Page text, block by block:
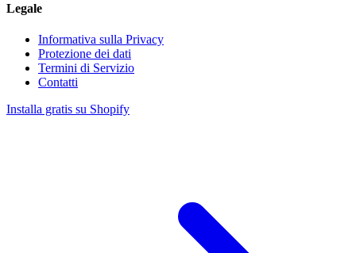
Legale
Informativa sulla Privacy
Protezione dei dati
Termini di Servizio
Contatti
Installa gratis su Shopify